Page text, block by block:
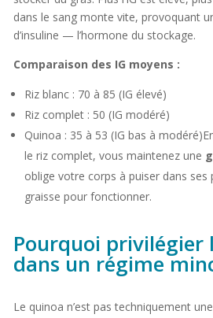
dans le sang monte vite, provoquant
d’insuline — l’hormone du stockage.
Comparaison des IG moyens :
Riz blanc : 70 à 85 (IG élevé)
Riz complet : 50 (IG modéré)
Quinoa : 35 à 53 (IG bas à
le riz complet, vous maintenez une
oblige votre corps à puiser dans ses
graisse pour fonctionner.
Pourquoi privilégier
dans un régime
Le quinoa n’est pas techniquement